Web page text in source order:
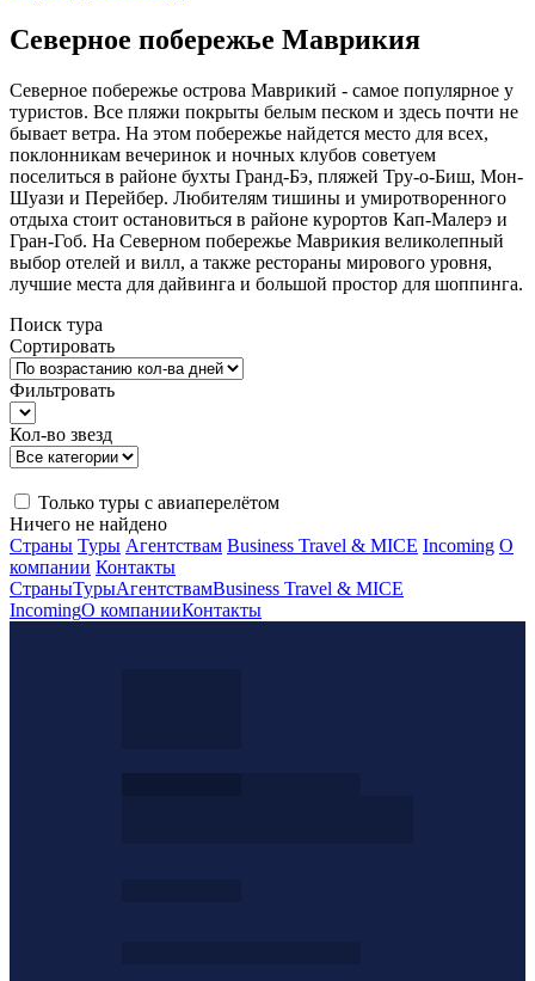
Северное побережье Маврикия
Северное побережье острова Маврикий - самое популярное у
туристов. Все пляжи покрыты белым песком и здесь почти не
бывает ветра. На этом побережье найдется место для всех,
поклонникам вечеринок и ночных клубов советуем
поселиться в районе бухты Гранд-Бэ, пляжей Тру-о-Биш, Мон-
Шуази и Перейбер. Любителям тишины и умиротворенного
отдыха стоит остановиться в районе курортов Кап-Малерэ и
Гран-Гоб. На Северном побережье Маврикия великолепный
выбор отелей и вилл, а также рестораны мирового уровня,
лучшие места для дайвинга и большой простор для шоппинга.
Поиск тура
Сортировать
Фильтровать
Кол-во звезд
Только туры с авиаперелётом
Ничего не найдено
Страны Туры Агентствам Business Travel & MICE Incoming О
компании Контакты
СтраныТурыАгентствамBusiness Travel & MICE
IncomingО компанииКонтакты